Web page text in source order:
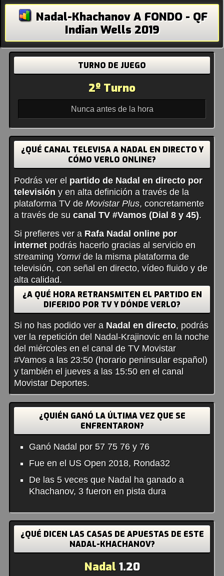
Nadal-Khachanov A FONDO - QF
Indian Wells 2019
TURNO DE JUEGO
2º Turno
Nunca antes de la hora
¿QUÉ CANAL TELEVISA A NADAL EN DIRECTO Y
CÓMO VERLO ONLINE?
Podrás ver el partido de Nadal en directo por
televisióny en alta definición a través de la
plataforma TV de Movistar Plus, concretamente
a través de su canal TV #Vamos (Dial 8 y 45).
Si prefieres ver a Rafa Nadal online por
internetpodrás hacerlo gracias al servicio en
streaming Yomvide la misma plataforma de
televisión, con señal en directo, vídeo fluido y de
alta calidad.
¿A QUÉ HORA RETRANSMITEN EL PARTIDO EN
DIFERIDO POR TV Y DÓNDE VERLO?
Si no has podido ver a Nadal en directo, podrás
ver la repetición del Nadal-Krajinovic en la noche
del miércoles en el canal de TV Movistar
#Vamos a las 23:50 (horario peninsular español)
y también el jueves a las 15:50 en el canal
Movistar Deportes.
¿QUIÉN GANÓ LA ÚLTIMA VEZ QUE SE
ENFRENTARON?
Ganó Nadal por 57 75 76 y 76
Fue en el US Open 2018, Ronda32
De las 5 veces que Nadal ha ganado a
Khachanov, 3 fueron en pista dura
¿QUÉ DICEN LAS CASAS DE APUESTAS DE ESTE
NADAL-KHACHANOV?
Nadal 1.20